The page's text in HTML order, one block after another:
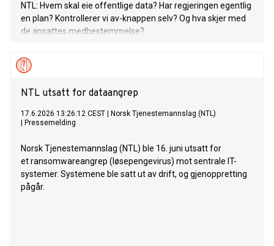
NTL: Hvem skal eie offentlige data? Har regjeringen egentlig
en plan? Kontrollerer vi av-knappen selv? Og hva skjer med
de ansattes medbestemmelse?
NTL utsatt for dataangrep
17.6.2026 13:26:12 CEST
Norsk Tjenestemannslag (NTL)
Pressemelding
Norsk Tjenestemannslag (NTL) ble 16. juni utsatt for
et ransomwareangrep (løsepengevirus) mot sentrale IT-
systemer. Systemene ble satt ut av drift, og gjenoppretting
pågår.